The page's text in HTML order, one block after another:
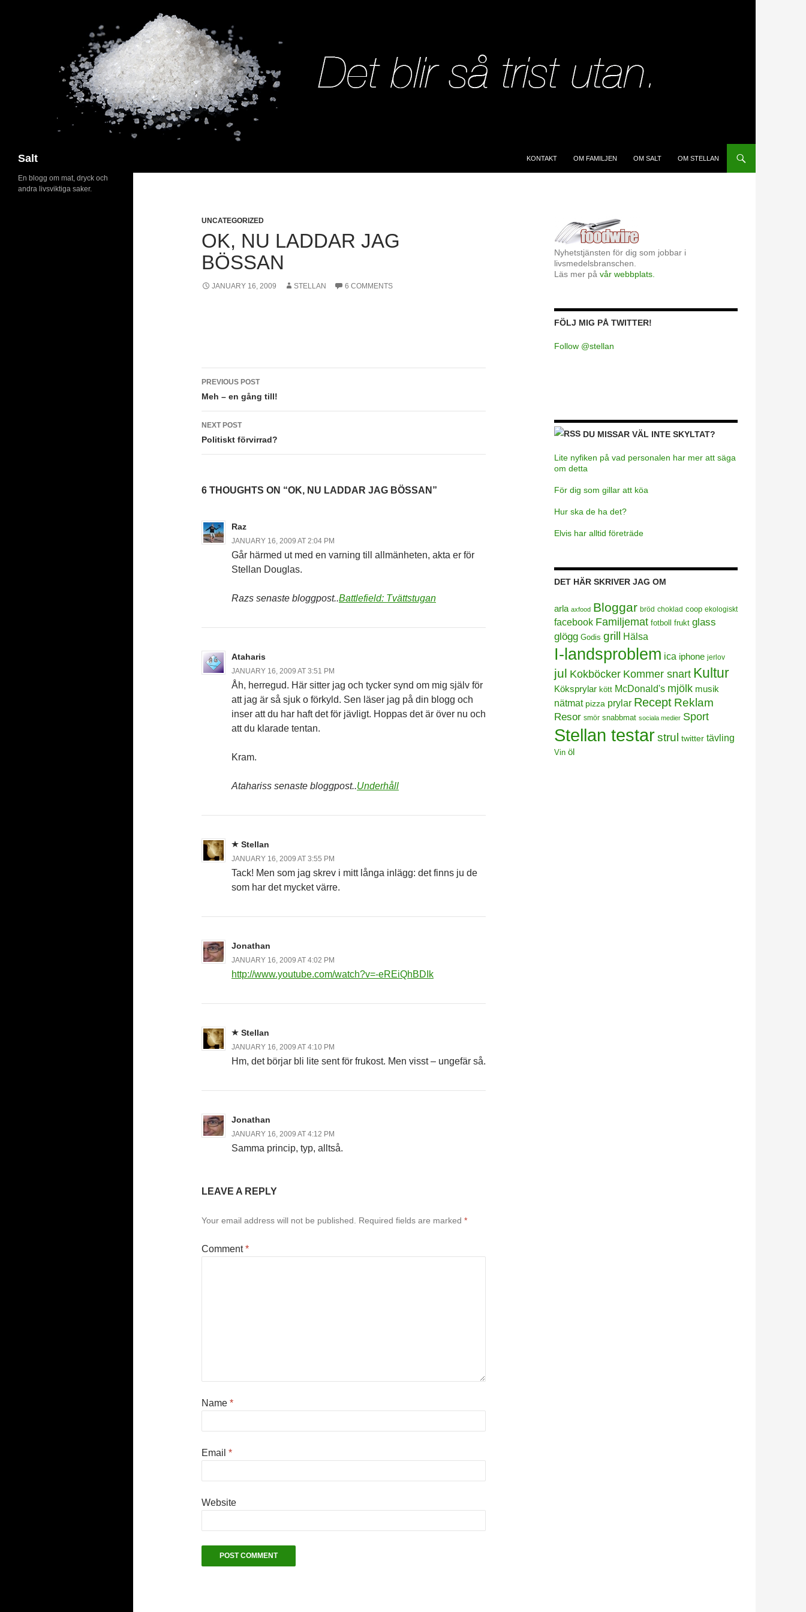
Salt
KONTAKT
OM FAMILJEN OM SALT OM STELLAN
UNCATEGORIZED
OK, NU LADDAR JAG
BÖSSAN
JANUARY 16, 2009 STELLAN 6 COMMENTS
Post
navigation
PREVIOUS POST
Meh – en gång till!
NEXT POST
Politiskt förvirrad?
6 THOUGHTS ON “OK, NU LADDAR JAG BÖSSAN”
Raz
JANUARY 16, 2009 AT 2:04 PM
Går härmed ut med en varning till allmänheten, akta er för
Stellan Douglas.
Razs senaste bloggpost..Battlefield: Tvättstugan
Ataharis
JANUARY 16, 2009 AT 3:51 PM
Åh, herregud. Här sitter jag och tycker synd om mig själv för
att jag är så sjuk o förkyld. Sen läser jag på din blogg och
inser att du har haft det för jävligt. Hoppas det är över nu och
att du klarade tentan.
Kram.
Atahariss senaste bloggpost..Underhåll
Stellan
JANUARY 16, 2009 AT 3:55 PM
Tack! Men som jag skrev i mitt långa inlägg: det finns ju de
som har det mycket värre.
Jonathan
JANUARY 16, 2009 AT 4:02 PM
http://www.youtube.com/watch?v=-eREiQhBDIk
Stellan
JANUARY 16, 2009 AT 4:10 PM
Hm, det börjar bli lite sent för frukost. Men visst – ungefär så.
Jonathan
JANUARY 16, 2009 AT 4:12 PM
Samma princip, typ, alltså.
LEAVE A REPLY
Your email address will not be published. Required fields are marked *
Comment*
Name *
Email *
Website
Nyhetstjänsten för dig som jobbar i
livsmedelsbranschen.
Läs mer på vår webbplats.
FÖLJ MIG PÅ TWITTER!
Follow @stellan
DU MISSAR VÄL INTE SKYLTAT?
Lite nyfiken på vad personalen har mer att säga
om detta
För dig som gillar att köa
Hur ska de ha det?
Elvis har alltid företräde
DET HÄR SKRIVER JAG OM
arla axfood Bloggar bröd choklad coop ekologiskt
facebook Familjemat fotboll frukt glass
glögg Godis grill Hälsa
I-landsproblem ica iphone jerlov
jul Kokböcker Kommer snart Kultur
Köksprylar kött McDonald's mjölk musik
nätmat pizza prylar Recept Reklam
Resor smör snabbmat sociala medier Sport
Stellan testarstrul twitter tävling
Vin öl
En blogg om mat, dryck och
andra livsviktiga saker.